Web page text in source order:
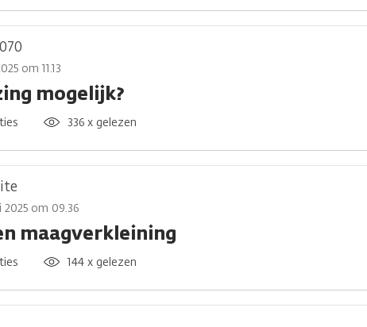
om 11.13
mogelijk?
336 x gelezen
om 09.36
maagverkleining
144 x gelezen